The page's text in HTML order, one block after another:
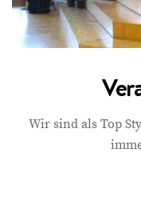
Wir sind als Top